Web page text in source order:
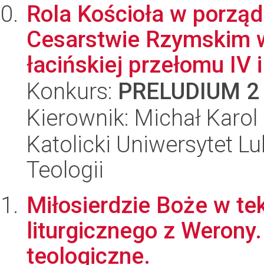
Rola Kościoła w
Cesarstwie
łacińskiej przełomu IV
Konkurs: PRELUDIUM 2
Kierownik: Michał
Katolicki Uniwersytet
Teologii
Miłosierdzie Boże w
liturgicznego z
teologiczne.